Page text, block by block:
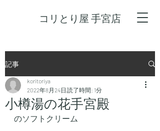
コリとり屋 手宮店
記事
小樽湯の花手宮殿
koritoriya
2022年8月24日 読了時間: 1分
のソフトクリーム